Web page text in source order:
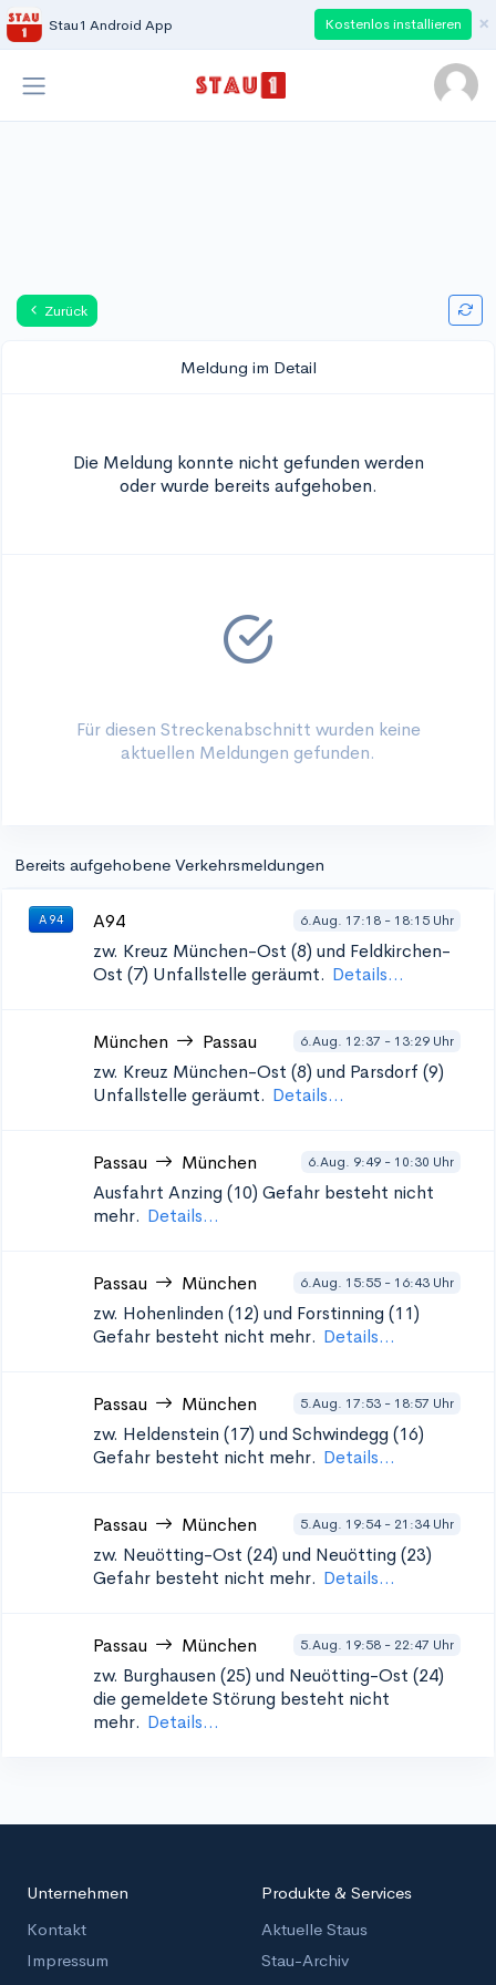
Stau1 Android App Kostenlos installieren ×
Zurück
Meldung im Detail
Die Meldung konnte nicht gefunden werden
oder wurde bereits aufgehoben.
Für diesen Streckenabschnitt wurden keine
aktuellen Meldungen gefunden.
Bereits aufgehobene Verkehrsmeldungen
A 94 A94 6.Aug. 17:18 - 18:15 Uhr
zw. Kreuz München-Ost (8) und Feldkirchen-
Ost (7) Unfallstelle geräumt. Details...
München Passau 6.Aug. 12:37 - 13:29 Uhr
zw. Kreuz München-Ost (8) und Parsdorf (9)
Unfallstelle geräumt. Details...
Passau München 6.Aug. 9:49 - 10:30 Uhr
Ausfahrt Anzing (10) Gefahr besteht nicht
mehr. Details...
Passau München 6.Aug. 15:55 - 16:43 Uhr
zw. Hohenlinden (12) und Forstinning (11)
Gefahr besteht nicht mehr. Details...
Passau München 5.Aug. 17:53 - 18:57 Uhr
zw. Heldenstein (17) und Schwindegg (16)
Gefahr besteht nicht mehr. Details...
Passau München 5.Aug. 19:54 - 21:34 Uhr
zw. Neuötting-Ost (24) und Neuötting (23)
Gefahr besteht nicht mehr. Details...
Passau München 5.Aug. 19:58 - 22:47 Uhr
zw. Burghausen (25) und Neuötting-Ost (24)
die gemeldete Störung besteht nicht
mehr. Details...
Unternehmen
Kontakt
Impressum
Produkte & Services
Aktuelle Staus
Stau-Archiv